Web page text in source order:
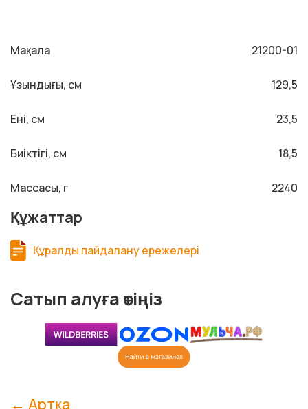
Мақала 21200-01
Ұзындығы, см 129,5
Ені, см 23,5
Биіктігі, см 18,5
Массасы, г 2240
Құжаттар
Құралды пайдалану ережелері
Сатып алуға өтіңіз
← Артқа